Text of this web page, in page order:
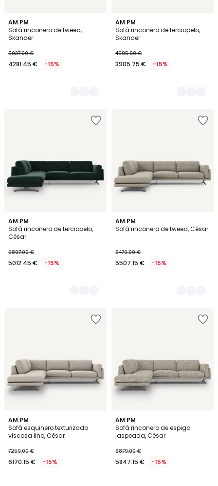
AM.PM
Sofá rinconero de tweed,
Skander
5037.00 €
4281.45 € -15%
3
Colores
AM.PM
Sofá rinconero de terciopelo,
Skander
4595.00 €
3905.75 € -15%
15
Colores
AM.PM
Sofá rinconero de terciopelo,
César
5897.00 €
5012.45 € -15%
18
Colores
AM.PM
Sofá rinconero de tweed, César
6479.00 €
5507.15 € -15%
3
Colores
AM.PM
Sofá esquinero texturizado
viscosa lino, César
7259.00 €
6170.15 € -15%
AM.PM
Sofá rinconero de espiga
jaspeada, César
6879.00 €
5847.15 € -15%